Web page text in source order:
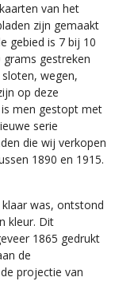
van het
zijn gemaakt
gebied is 7 bij 10
gestreken
wegen,
op deze
men gestopt met
serie
die wij verkopen
1890 en 1915.
was, ontstond
kleur. Dit
1865 gedrukt
de
projectie van